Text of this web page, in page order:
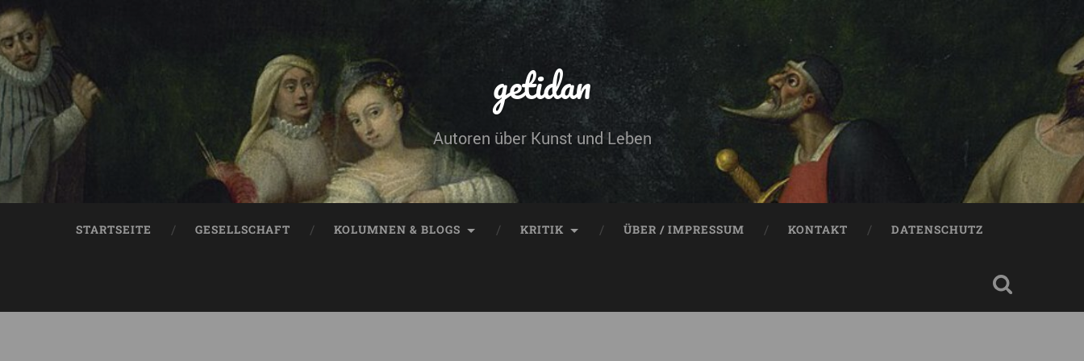
getidan
Autoren über Kunst und Leben
STARTSEITE GESELLSCHAFT KOLUMNEN & BLOGS KRITIK ÜBER / IMPRESSUM KONTAKT DATENSCHUTZ